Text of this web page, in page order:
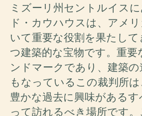
ミズーリ州セントルイス
ド・カウハウスは、アメ
いて重要な役割を果たし
つ建築的な宝物です。重要
ンドマークであり、建築の
もなっているこの裁判所
豊かな過去に興味があるす
って訪れるべき場所です。